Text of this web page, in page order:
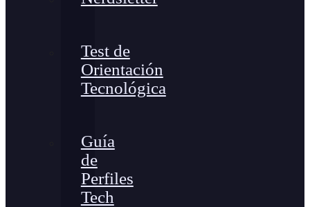
Test de
Orientación
Tecnológica
Guía
de
Perfiles
Tech